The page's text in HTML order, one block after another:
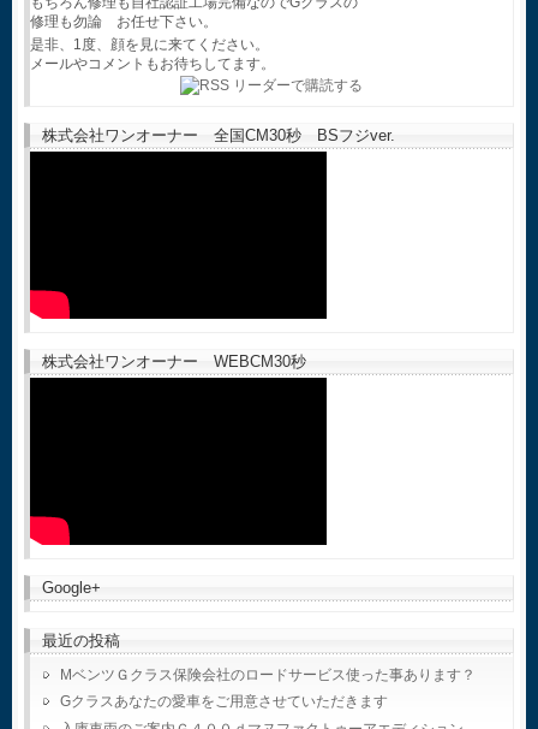
修理も勿論 お任せ下さい。
是非、1度、顔を見に来てください。
メールやコメントもお待ちしてます。
株式会社ワンオーナー 全国CM30秒 BSフジver.
株式会社ワンオーナー WEBCM30秒
Google+
最近の投稿
MベンツＧクラス保険会社のロードサービス使った事あります？
Gクラスあなたの愛車をご用意させていただきます